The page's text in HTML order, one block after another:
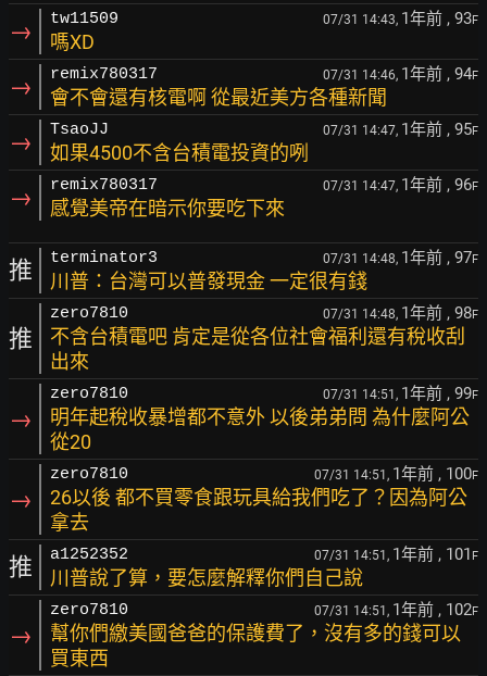
→ tw11509 07/31 14:43, 1年前 , 93F
嗎XD
→ remix780317 07/31 14:46, 1年前 , 94F
會不會還有核電啊 從最近美方各種新聞
→ TsaoJJ 07/31 14:47, 1年前 , 95F
如果4500不含台積電投資的咧
→ remix780317 07/31 14:47, 1年前 , 96F
感覺美帝在暗示你要吃下來
推 terminator3 07/31 14:48, 1年前 , 97F
川普：台灣可以普發現金 一定很有錢
推
zero7810 07/31 14:48, 1年前 , 98F
不含台積電吧 肯定是從各位社會福利還有稅收刮
出來
→
zero7810 07/31 14:51, 1年前 , 99F
明年起稅收暴增都不意外 以後弟弟問 為什麼阿公
從20
→
zero7810 07/31 14:51, 1年前 , 100F
26以後 都不買零食跟玩具給我們吃了？因為阿公
拿去
推 a1252352 07/31 14:51, 1年前 , 101 F
川普說了算，要怎麼解釋你們自己說
→
zero7810 07/31 14:51, 1年前 , 102F
幫你們繳美國爸爸的保護費了，沒有多的錢可以
買東西